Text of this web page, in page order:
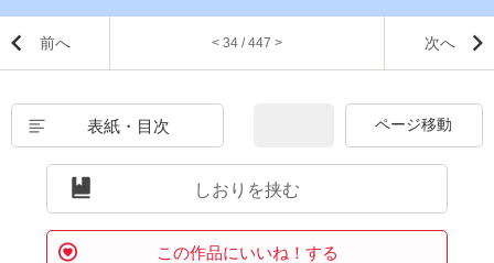
前へ < 34 / 447 > 次へ
表紙・目次
しおりを挟む
この作品にいいね！する